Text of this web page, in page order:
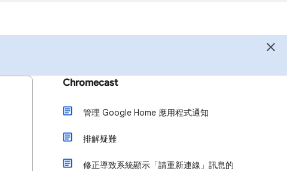
Chromecast
管理 Google Home 應用程式通知
排解疑難
修正導致系統顯示「請重新連線」訊息的